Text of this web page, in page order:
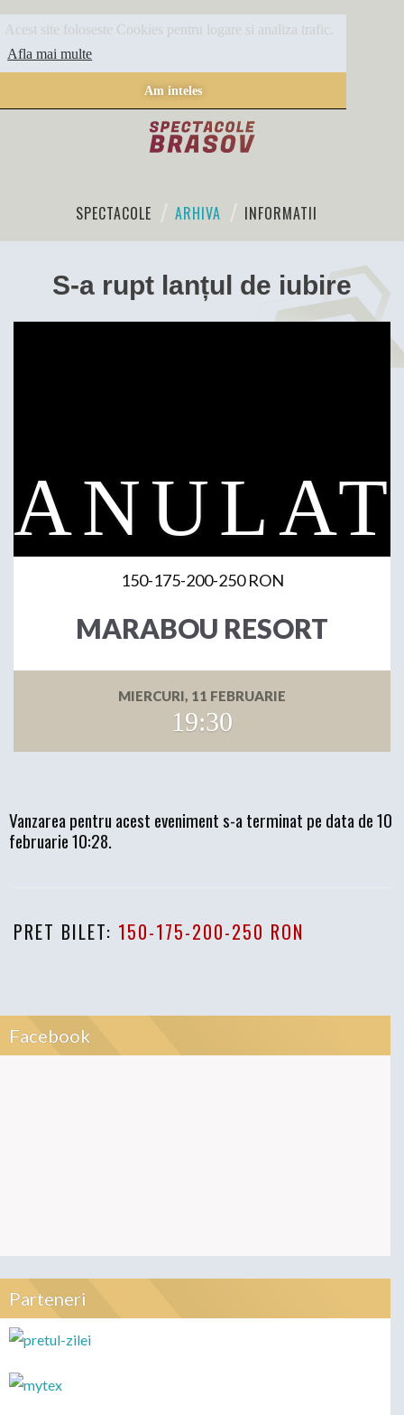
Acest site foloseste Cookies pentru logare si analiza trafic.
Afla mai multe
Am inteles
SPECTACOLE ARHIVA INFORMATII
S-a rupt lanțul de iubire
150-175-200-250 RON
MARABOU RESORT
MIERCURI, 11 FEBRUARIE
19:30
Vanzarea pentru acest eveniment s-a terminat pe data de 10
februarie 10:28.
PRET BILET: 150-175-200-250 RON
Facebook
Parteneri